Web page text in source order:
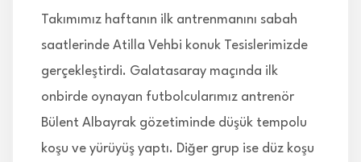
Takımımız haftanın ilk antrenmanını sabah
saatlerinde Atilla Vehbi konuk Tesislerimizde
gerçekleştirdi. Galatasaray maçında ilk
onbirde oynayan futbolcularımız antrenör
Bülent Albayrak gözetiminde düşük tempolu
koşu ve yürüyüş yaptı. Diğer grup ise düz koşu